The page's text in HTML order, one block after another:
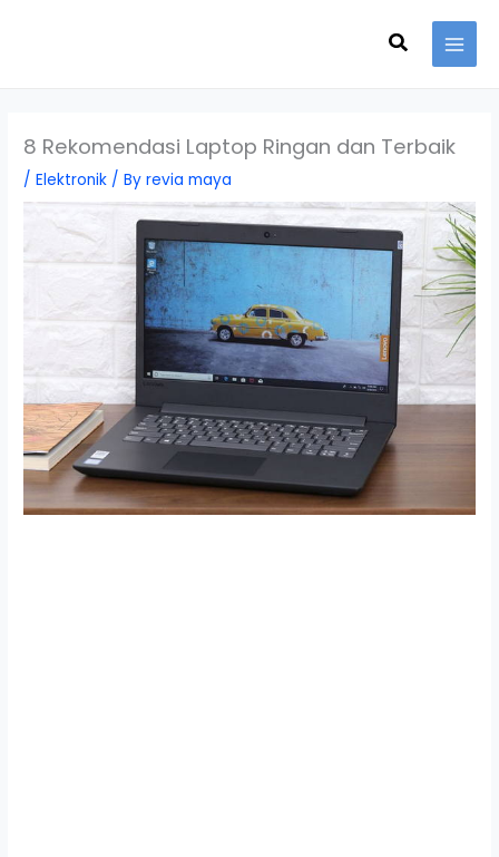
Search
8 Rekomendasi Laptop Ringan dan Terbaik
/Elektronik / Byrevia maya